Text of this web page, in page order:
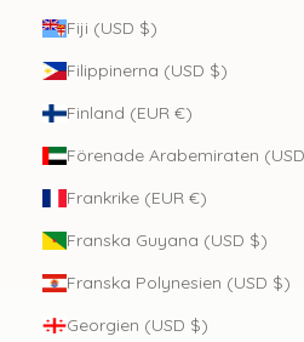
Fiji (USD $)
Filippinerna (USD $)
Finland (EUR €)
Förenade Arabemiraten
Frankrike (EUR €)
Franska Guyana (USD $)
Franska Polynesien (USD $)
Georgien (USD $)